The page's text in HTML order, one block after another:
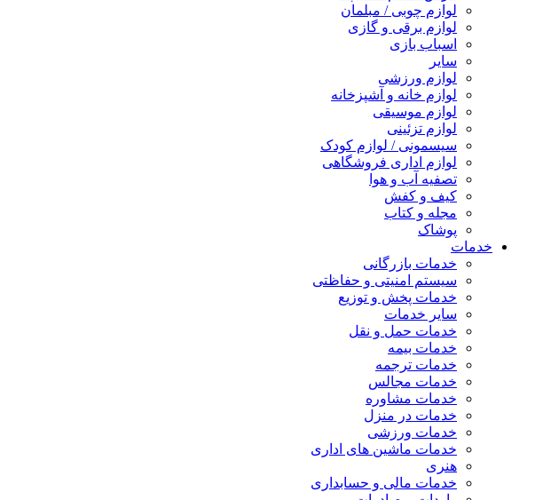
لوازم چوبی / مبلمان
لوازم برقی و گازی
اسباب بازی
سایر
لوازم ورزشی
لوازم خانه و آشپزخانه
لوازم موسیقی
لوازم تزئینی
سیسمونی / لوازم کودک
لوازم اداری فروشگاهی
تصفیه آب و هوا
کیف و کفش
مجله و کتاب
پوشاک
خدمات
خدمات بازرگانی
سیستم امنیتی و حفاظتی
خدمات پخش و توزیع
سایر خدمات
خدمات حمل و نقل
خدمات بیمه
خدمات ترجمه
خدمات مجالس
خدمات مشاوره
خدمات در منزل
خدمات ورزشی
خدمات ماشین های اداری
هنری
خدمات مالی و حسابداری